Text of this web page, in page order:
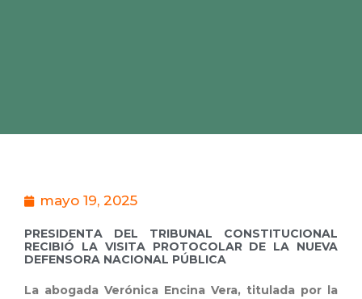
mayo 19, 2025
PRESIDENTA DEL TRIBUNAL CONSTITUCIONAL
RECIBIÓ LA VISITA PROTOCOLAR DE LA NUEVA
DEFENSORA NACIONAL PÚBLICA
La abogada Verónica Encina Vera, titulada por la